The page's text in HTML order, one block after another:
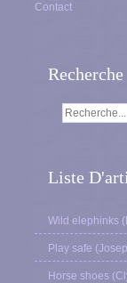
Contact
Recherche
Liste
Wild elephinks
Play safe
Horse shoes